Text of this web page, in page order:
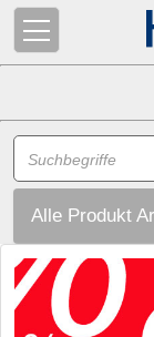
Alle Produkt
© 2026 -